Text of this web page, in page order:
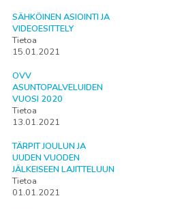
SÄHKÖINEN ASIOINTI JA
VIDEOESITTELY
Tietoa
15.01.2021
OVV
ASUNTOPALVELUIDEN
VUOSI 2020
Tietoa
13.01.2021
TÄRPIT JOULUN JA
UUDEN VUODEN
JÄLKEISEEN LAJITTELUUN
Tietoa
01.01.2021